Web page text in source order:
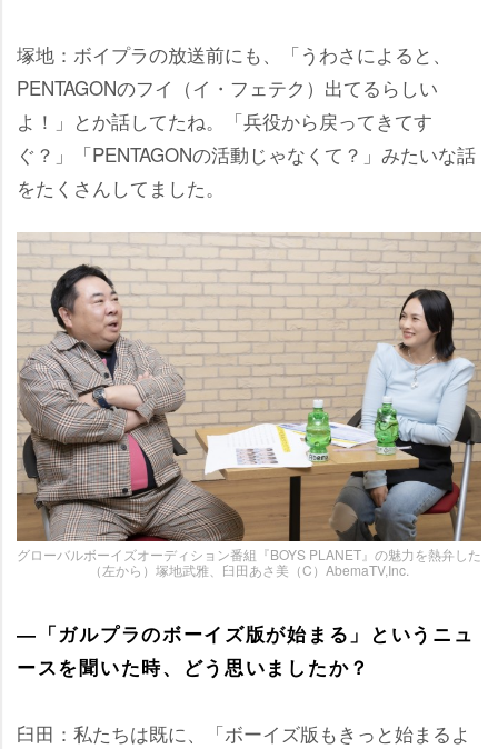
塚地：ボイプラの放送前にも、「うわさによると、
PENTAGONのフイ（イ・フェテク）出てるらしい
よ！」とか話してたね。「兵役から戻ってきてす
ぐ？」「PENTAGONの活動じゃなくて？」みたいな話
をたくさんしてました。
グローバルボーイズオーディション番組『BOYS PLANET』の魅力を熱弁した
（左から）塚地武雅、臼田あさ美（C）AbemaTV,Inc.
―「ガルプラのボーイズ版が始まる」というニュ
ースを聞いた時、どう思いましたか？
臼田：私たちは既に、「ボーイズ版もきっと始まるよ